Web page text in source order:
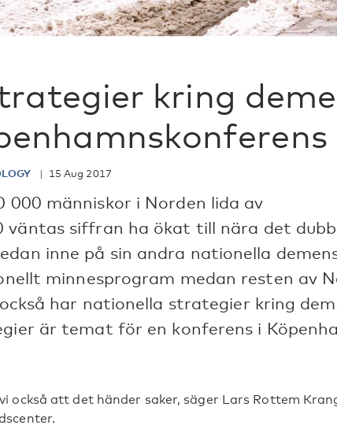
kring
15 Aug 2017
000 människor i Norden lida av
väntas siffran ha ökat till nära det
inne på sin andra nationella
minnesprogram medan resten av
har nationella strategier kring
är temat för en konferens i
också att det händer saker, säger Lars Rottem